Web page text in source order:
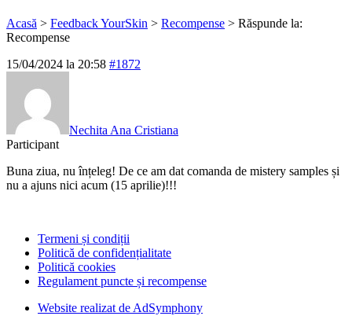
Acasă > Feedback YourSkin > Recompense > Răspunde la:
Recompense
15/04/2024 la 20:58 #1872
Nechita Ana Cristiana
Participant
Buna ziua, nu înțeleg! De ce am dat comanda de mistery samples și
nu a ajuns nici acum (15 aprilie)!!!
Termeni și condiții
Politică de confidențialitate
Politică cookies
Regulament puncte și recompense
Website realizat de AdSymphony